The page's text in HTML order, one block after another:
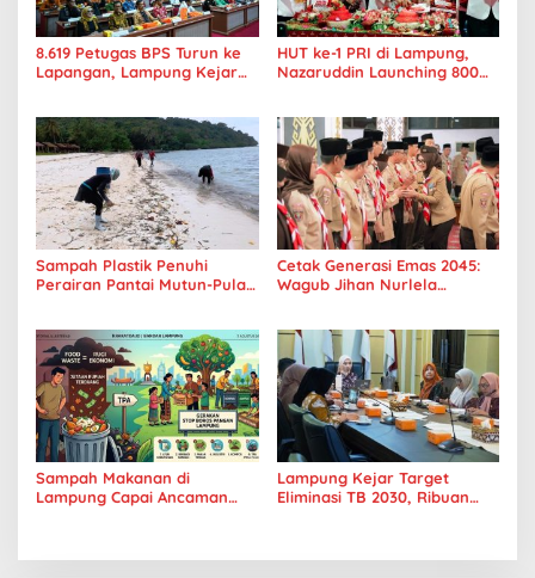
8.619 Petugas BPS Turun ke
Lapangan, Lampung Kejar
HUT ke-1 PRI di Lampung,
Nazaruddin Launching 800
Sampah Plastik Penuhi
Perairan Pantai Mutun-Pulau
Cetak Generasi Emas 2045:
Wagub Jihan Nurlela
Era Digital
Sampah Makanan di
Lampung Capai Ancaman
Lampung Kejar Target
Eliminasi TB 2030, Ribuan